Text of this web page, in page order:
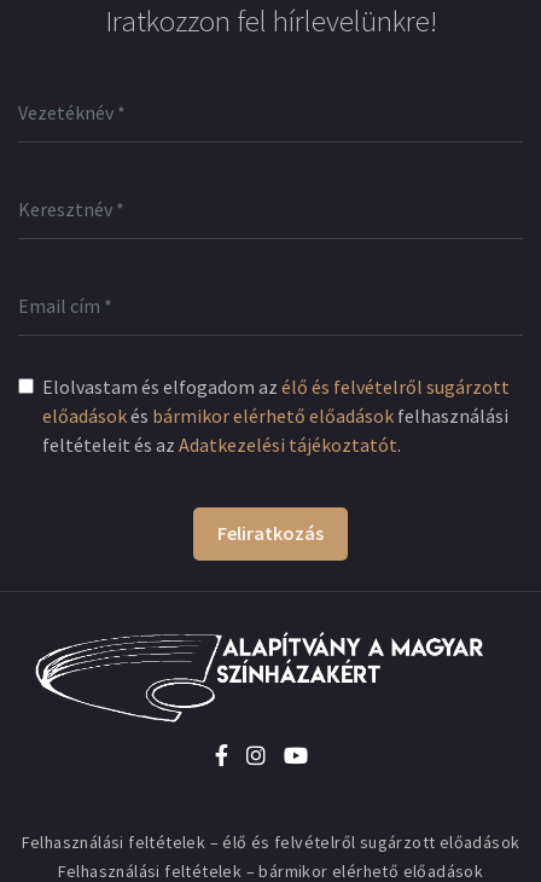
Iratkozzon fel hírlevelünkre!
Elolvastam és elfogadom az élő és felvételről sugárzott
előadásokés bármikor elérhető előadások felhasználási
feltételeit és az Adatkezelési tájékoztatót.
Feliratkozás
Felhasználási feltételek – élő és felvételről sugárzott előadások
Felhasználási feltételek – bármikor elérhető előadások